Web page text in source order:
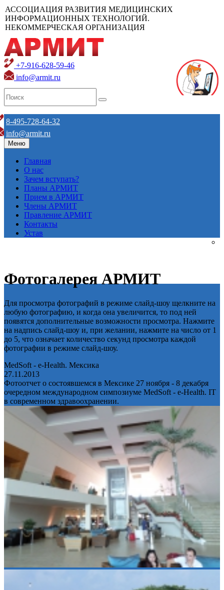
АССОЦИАЦИЯ РАЗВИТИЯ МЕДИЦИНСКИХ
ИНФОРМАЦИОННЫХ ТЕХНОЛОГИЙ.
НЕКОММЕРЧЕСКАЯ ОРГАНИЗАЦИЯ
+7-916-628-59-46
info@armit.ru
8-495-728-64-32
info@armit.ru
Меню
Главная
О нас
Зачем вступать?
Планы АРМИТ
Прием в АРМИТ
Члены АРМИТ
Правление АРМИТ
Контакты
Устав
Фотогалерея АРМИТ
Для просмотра фотографий в режиме слайд-шоу щелкните на
любую фотографию, и когда она увеличится, то под ней
появятся дополнительные возможности просмотра. Нажмите
на надпись слайд-шоу и, при желании, нажмите на число от 1
до 5, что означает количество секунд просмотра каждой
фотографии в режиме слайд-шоу.
MedSoft - e-Health. Мексика
27.11.2013
Фотоотчет о состоявшемся в Мексике 27 ноября - 8 декабря
очередном международном симпозиуме MedSoft - e-Health. IT
в современном здравоохранении.